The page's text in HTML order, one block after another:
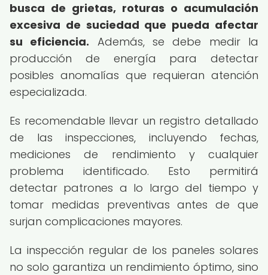
busca de grietas, roturas o acumulación
excesiva de suciedad que pueda afectar
su eficiencia. Además, se debe medir la
producción de energía para detectar
posibles anomalías que requieran atención
especializada.
Es recomendable llevar un registro detallado
de las inspecciones, incluyendo fechas,
mediciones de rendimiento y cualquier
problema identificado. Esto permitirá
detectar patrones a lo largo del tiempo y
tomar medidas preventivas antes de que
surjan complicaciones mayores.
La inspección regular de los paneles solares
no solo garantiza un rendimiento óptimo, sino